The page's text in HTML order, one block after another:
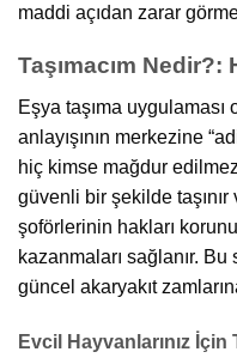
maddi açıdan zarar
Taşımacım Nedir?:
Eşya taşıma uygulaması
anlayışının merkezine
hiç kimse mağdur
güvenli bir şekilde taşınır
şoförlerinin hakları
kazanmaları sağlanır.
güncel akaryakıt
Evcil Hayvanlarınız İçin